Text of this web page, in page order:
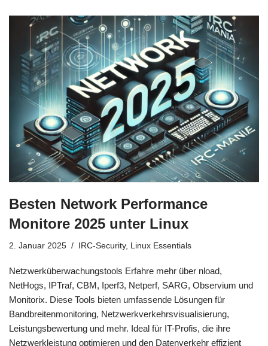
Besten Network Performance
Monitore 2025 unter Linux
2. Januar 2025 IRC-Security, Linux Essentials
Netzwerküberwachungstools Erfahre mehr über nload,
NetHogs, IPTraf, CBM, Iperf3, Netperf, SARG, Observium und
Monitorix. Diese Tools bieten umfassende Lösungen für
Bandbreitenmonitoring, Netzwerkverkehrsvisualisierung,
Leistungsbewertung und mehr. Ideal für IT-Profis, die ihre
Netzwerkleistung optimieren und den Datenverkehr effizient